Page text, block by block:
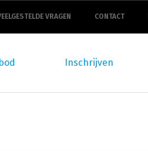
VRAGEN CONTACT
Inschrijven